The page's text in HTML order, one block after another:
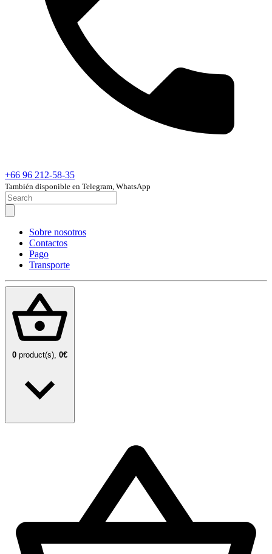
+66 96 212-58-35
También disponible en Telegram, WhatsApp
Sobre nosotros
Contactos
Pago
Transporte
0 product(s), 0€